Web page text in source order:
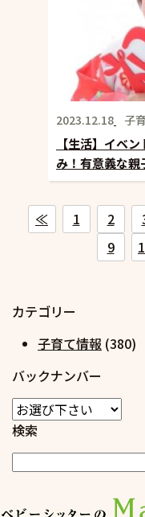
2023.12.18 子
【生活】イベ
み！有意義な親
≪ 1 2
9
カテゴリー
子育て情報 (380)
バックナンバー
検索